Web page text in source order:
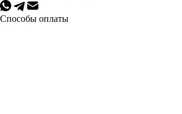
Способы оплаты